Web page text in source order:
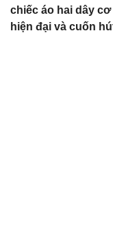
chiếc áo hai dây
hiện đại và cuốn